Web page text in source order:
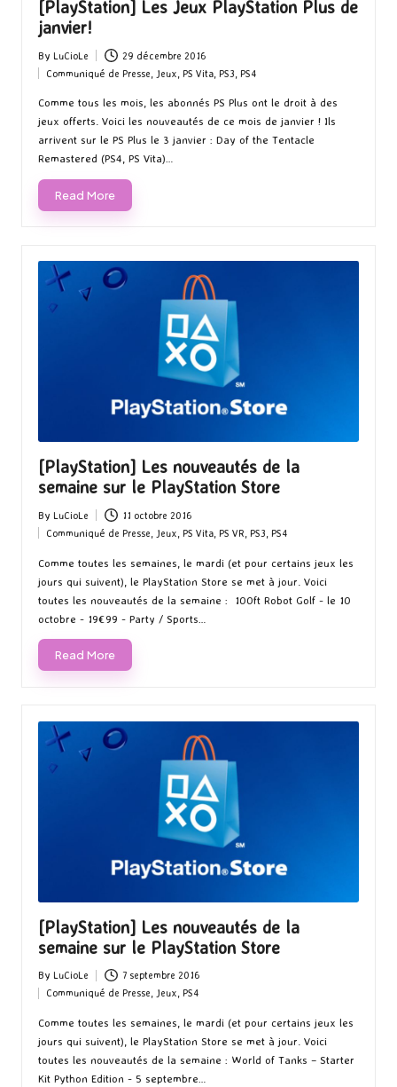
[PlayStation] Les Jeux PlayStation Plus de
janvier!
Posted
by
By LuCioLe 29 décembre 2016
Posted
in
Communiqué de Presse Jeux PS Vita PS3 PS4
Comme tous les mois, les abonnés PS Plus ont le droit à des
jeux offerts. Voici les nouveautés de ce mois de janvier ! Ils
arrivent sur le PS Plus le 3 janvier : Day of the Tentacle
Remastered (PS4, PS Vita)…
Read More
[PlayStation] Les nouveautés de la
semaine sur le PlayStation Store
Posted
by
By LuCioLe 11 octobre 2016
Posted
Communiqué de Presse, Jeux,PS Vita,PS VR,PS3,PS4
Comme toutes les semaines, le mardi (et pour certains jeux les
jours qui suivent), le PlayStation Store se met à jour. Voici
toutes les nouveautés de la semaine : 100ft Robot Golf - le 10
octobre - 19€99 - Party / Sports…
Read More
[PlayStation] Les nouveautés de la
semaine sur le PlayStation Store
Posted
by
By LuCioLe 7 septembre 2016
in
Communiqué de Presse, Jeux,PS4
Comme toutes les semaines, le mardi (et pour certains jeux les
jours qui suivent), le PlayStation Store se met à jour. Voici
toutes les nouveautés de la semaine : World of Tanks – Starter
Kit Python Edition - 5 septembre…